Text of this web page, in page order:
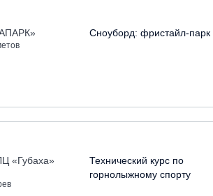
Сноуборд: фристайл-парк
«Губаха»
Технический курс по
горнолыжному спорту